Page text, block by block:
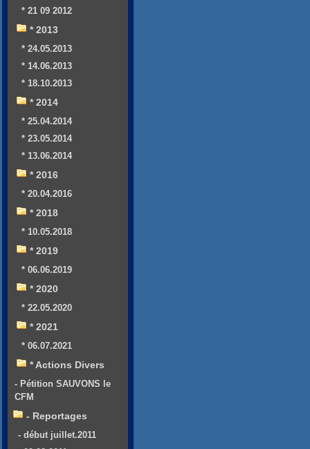
* 21 09 2012
* 2013
* 24.05.2013
* 14.06.2013
* 18.10.2013
* 2014
* 25.04.2014
* 23.05.2014
* 13.06.2014
* 2016
* 20.04.2016
* 2018
* 10.05.2018
* 2019
* 06.06.2019
* 2020
* 22.05.2020
* 2021
* 06.07.2021
* Actions Divers
- Pétition SAUVONS le
CFM
- Reportages
- début juillet.2011